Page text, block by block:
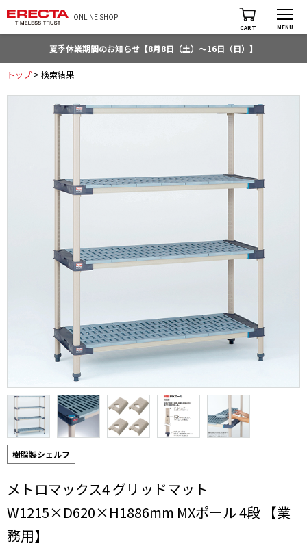
ONLINE SHOP
CART MENU
夏季休業期間のお知らせ【8月8日（土）～16日（日）】
トップ > 検索結果
樹脂製シェルフ
メトロマックス4 グリッドマット
W1215×D620×H1886mm MXポール 4段 【業
務用】